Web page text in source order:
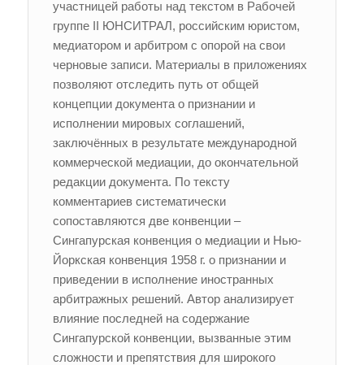
участницей работы над текстом в Рабочей
группе II ЮНСИТРАЛ, российским юристом,
медиатором и арбитром с опорой на свои
черновые записи. Материалы в приложениях
позволяют отследить путь от общей
концепции документа о признании и
исполнении мировых соглашений,
заключённых в результате международной
коммерческой медиации, до окончательной
редакции документа. По тексту
комментариев систематически
сопоставляются две конвенции –
Сингапурская конвенция о медиации и Нью-
Йоркская конвенция 1958 г. о признании и
приведении в исполнение иностранных
арбитражных решений. Автор анализирует
влияние последней на содержание
Сингапурской конвенции, вызванные этим
сложности и препятствия для широкого